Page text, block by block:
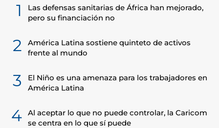
1
Las defensas sanitarias de África han mejorado,
pero su financiación no
2
América Latina sostiene quinteto de activos
frente al mundo
3
El Niño es una amenaza para los trabajadores en
América Latina
4
Al aceptar lo que no puede controlar, la Caricom
se centra en lo que sí puede